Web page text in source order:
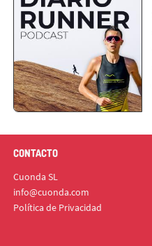
CONTACTO
Cuonda SL
info@cuonda.com
Política de Privacidad